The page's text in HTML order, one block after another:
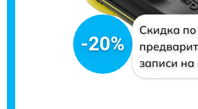
-20%
Скидка по
записи на